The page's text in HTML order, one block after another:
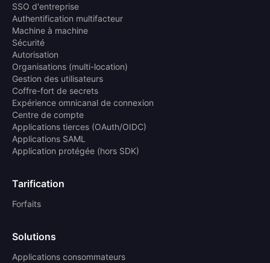
SSO d'entreprise
Authentification multifacteur
Machine à machine
Sécurité
Autorisation
Organisations (multi-location)
Gestion des utilisateurs
Coffre-fort de secrets
Expérience omnicanal de connexion
Centre de compte
Applications tierces (OAuth/OIDC)
Applications SAML
Application protégée (hors SDK)
Tarification
Forfaits
Solutions
Applications consommateurs